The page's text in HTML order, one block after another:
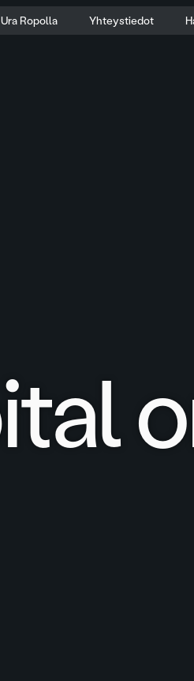
Ura Ropolla Yhteystiedot